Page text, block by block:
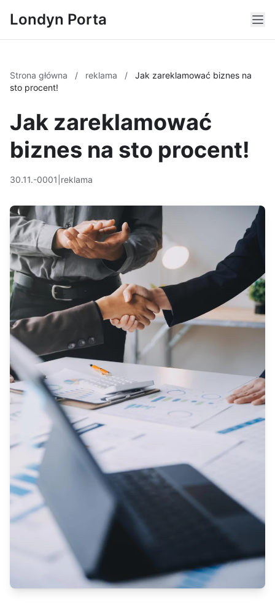
Londyn Porta
Strona główna / reklama /
Jak zareklamować biznes na
sto procent!
Jak zareklamować
biznes na sto procent!
30.11.-0001 reklama